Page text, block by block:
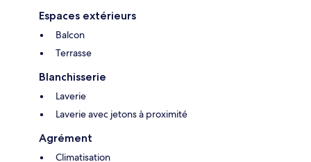
Espaces extérieurs
Balcon
Terrasse
Blanchisserie
Laverie
Laverie avec jetons à proximité
Agrément
Climatisation